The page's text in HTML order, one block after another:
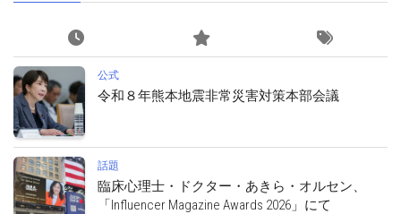
公式
令和８年熊本地震非常災害対策本部会議
話題
臨床心理士・ドクター・あきら・オルセン、
「Influencer Magazine Awards 2026」にて